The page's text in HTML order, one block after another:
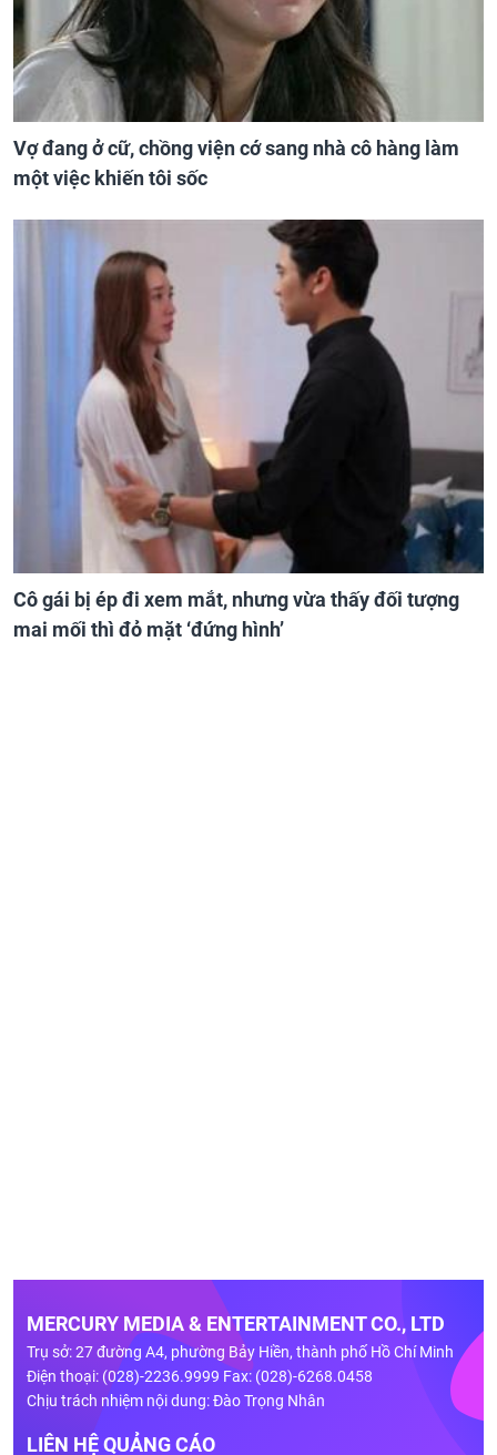
Vợ đang ở cữ, chồng viện cớ sang nhà cô hàng làm
một việc khiến tôi sốc
Cô gái bị ép đi xem mắt, nhưng vừa thấy đối tượng
mai mối thì đỏ mặt ‘đứng hình’
MERCURY MEDIA & ENTERTAINMENT CO., LTD
Trụ sở: 27 đường A4, phường Bảy Hiền, thành phố Hồ Chí Minh
Điện thoại: (028)-2236.9999 Fax: (028)-6268.0458
Chịu trách nhiệm nội dung: Đào Trọng Nhân
LIÊN HỆ QUẢNG CÁO